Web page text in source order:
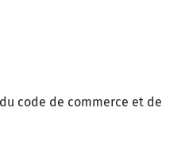
code de commerce et de